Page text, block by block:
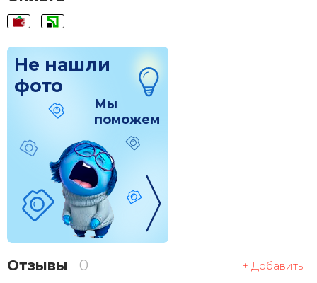
Не нашли
фото
Мы
поможем
Отзывы 0 + Добавить